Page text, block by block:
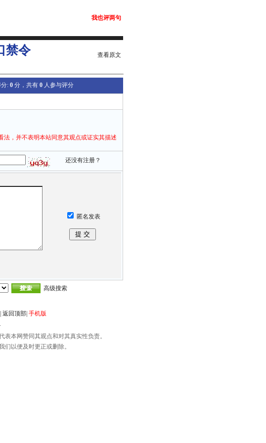
我也评两句
禁令 查看原文
: 0 分，共有 0 人参与评分
法，并不表明本站同意其观点或证实其描述
还没有注册？
匿名发表
高级搜索
返回顶部| 手机版
本网赞同其观点和对其真实性负责。
们以便及时更正或删除。